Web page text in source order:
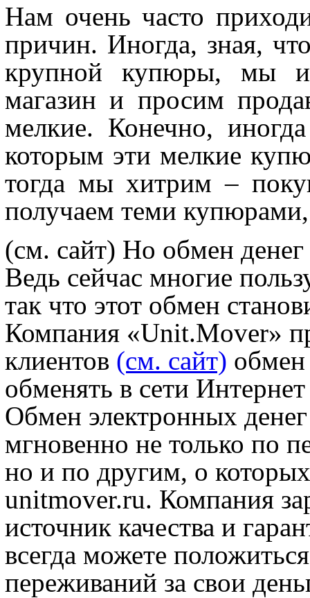
Нам очень часто
причин. Иногда, зная,
крупной купюры, мы
магазин и просим
мелкие. Конечно,
которым эти мелкие
тогда мы хитрим –
получаем теми
(см. сайт) Но обмен
Ведь сейчас многие
так что этот обмен
Компания «Unit.Mover»
клиентов (см. сайт)
обменять в сети
Обмен электронных
мгновенно не только по
но и по другим, о
unitmover.ru. Компания
источник качества и
всегда можете
переживаний за свои